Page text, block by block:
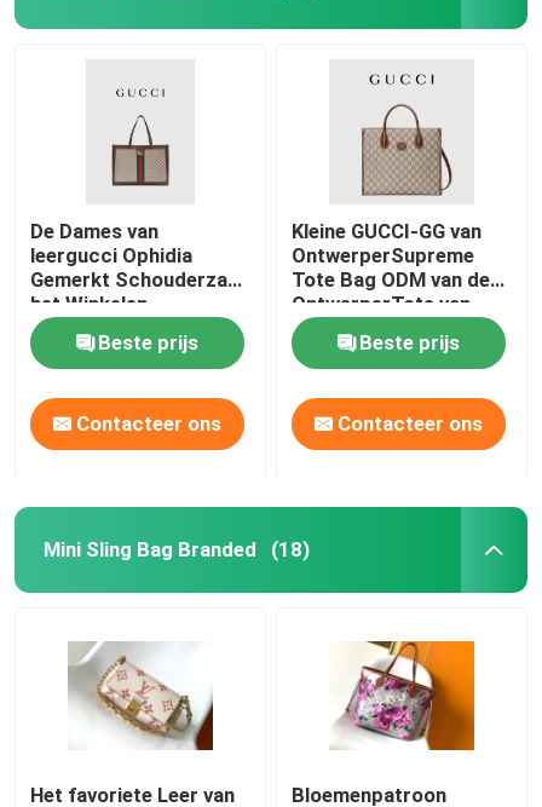
De Dames van
leergucci Ophidia
Gemerkt Schouderzak
het Winkelen
Totalisator
Beste prijs
Contacteer ons
Kleine GUCCI-GG van
OntwerperSupreme
Tote Bag ODM van de
OntwerperTote van
Mensen
Beste prijs
Contacteer ons
Mini Sling Bag Branded (18)
Het favoriete Leer van
Bloemenpatroon